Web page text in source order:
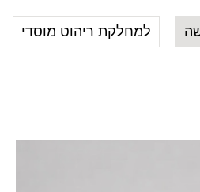
למחלקת ריהוט מוסדי